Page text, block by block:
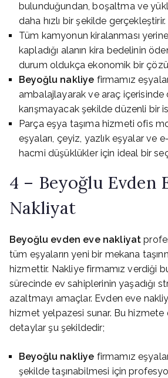
bulunduğundan, boşaltma ve
daha hızlı bir şekilde gerçekleştirir.
Tüm kamyonun kiralanması
kapladığı alanın kira bedelinin
durum oldukça ekonomik bir
Beyoğlu nakliye firmamız
ambalajlayarak ve araç içerisinde
karışmayacak şekilde düzenli bir
Parça eşya taşıma hizmeti ofis
eşyaları, çeyiz, yazlık eşyalar ve
hacmi düşüklükler için ideal bir
4 – Beyoğlu Evden
Nakliyat
Beyoğlu evden eve nakliyat
tüm eşyaların yeni bir mekana
hizmettir. Nakliye firmamız verdiği
sürecinde ev sahiplerinin yaşadığı
azaltmayı amaçlar. Evden eve
hizmet yelpazesi sunar. Bu hizmete
detaylar şu şekildedir;
Beyoğlu nakliye firmamız
şekilde taşınabilmesi için